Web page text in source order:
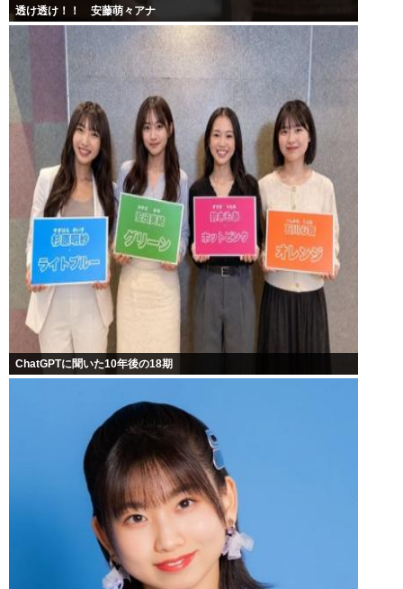
透け透け！！ 安藤萌々アナ
ChatGPTに聞いた10年後の18期